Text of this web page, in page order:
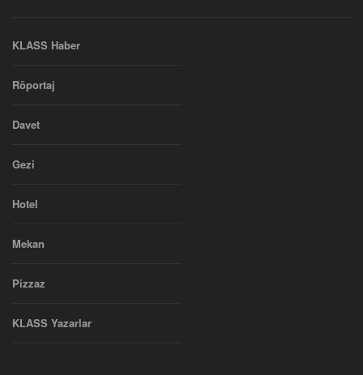
KLASS Haber
Röportaj
Davet
Gezi
Hotel
Mekan
Pizzaz
KLASS Yazarlar